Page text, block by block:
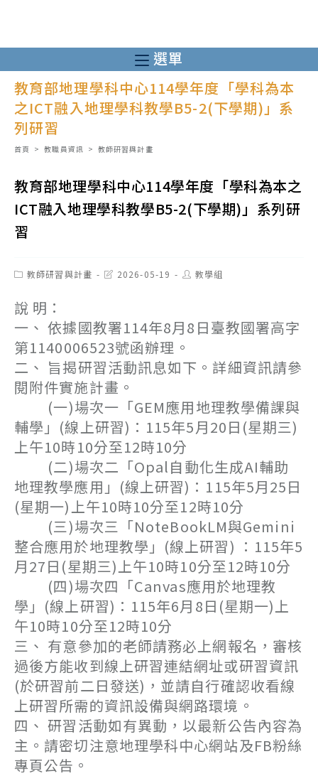
至
主
要
內
容
選單
教育部地理學科中心114學年度「學科為本
之ICT融入地理學科教學B5-2(下學期)」系
列研習
首頁 > 教職員資訊 > 教師研習與計畫
教育部地理學科中心114學年度「學科為本之
ICT融入地理學科教學B5-2(下學期)」系列研
習
Post教師研習與計畫
Post2026-05-19
Post教學組
說 明：
一、 依據國教署114年8月8日臺教國署高字
第1140006523號函辦理。
二、 旨揭研習活動訊息如下。詳細資訊請參
閱附件實施計畫。
(一)場次一「GEM應用地理教學備課與
輔學」(線上研習)：115年5月20日(星期三)
上午10時10分至12時10分
(二)場次二「Opal自動化生成AI輔助
地理教學應用」(線上研習)：115年5月25日
(星期一)上午10時10分至12時10分
(三)場次三「NoteBookLM與Gemini
整合應用於地理教學」(線上研習) ：115年5
月27日(星期三)上午10時10分至12時10分
(四)場次四「Canvas應用於地理教
學」(線上研習)：115年6月8日(星期一)上
午10時10分至12時10分
三、 有意參加的老師請務必上網報名，審核
過後方能收到線上研習連結網址或研習資訊
(於研習前二日發送)，並請自行確認收看線
上研習所需的資訊設備與網路環境。
四、 研習活動如有異動，以最新公告內容為
主。請密切注意地理學科中心網站及FB粉絲
專頁公告。